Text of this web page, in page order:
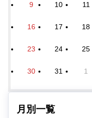
9 10 11
16 17 18
23 24 25
30 31 1
月別一覧